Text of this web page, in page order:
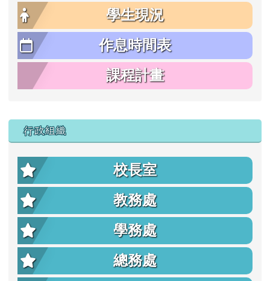
學生現況
作息時間表
課程計畫
行政組織
校長室
教務處
學務處
總務處